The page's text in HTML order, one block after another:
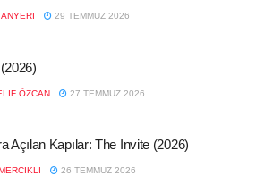
29 TEMMUZ 2026
ÖZCAN 27 TEMMUZ 2026
Açılan Kapılar: The Invite (2026)
26 TEMMUZ 2026